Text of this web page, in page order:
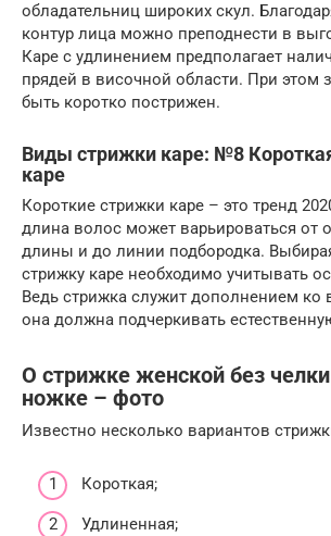
обладательниц широких скул.
контур лица можно преподнести в
Каре с удлинением предполагает
прядей в височной области. При этом
быть коротко пострижен.
Виды стрижки каре: №8
каре
Короткие стрижки каре – это тренд
длина волос может варьироваться от
длины и до линии подбородка.
стрижку каре необходимо учитывать
Ведь стрижка служит дополнением ко
она должна подчеркивать
О стрижке женской без
ножке – фото
Известно несколько вариантов
Короткая;
Удлиненная;